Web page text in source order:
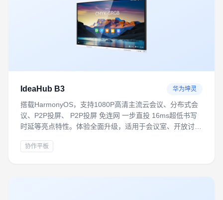
IdeaHub B3 华为坤灵
搭载HarmonyOS，支持1080P高清主流云会议、分布式会
议、P2P投屏、 P2P投屏 免连网 一步直投 16ms超低书写
时延等亮点特性。体验全面升级，适用于会议室、开放讨论
协作平板